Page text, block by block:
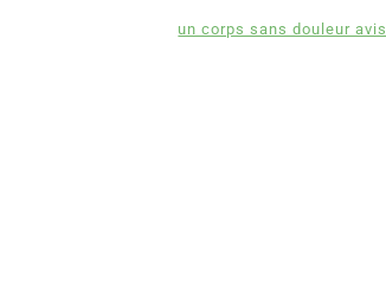
un corps sans douleur avis